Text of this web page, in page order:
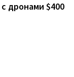
дронами $400